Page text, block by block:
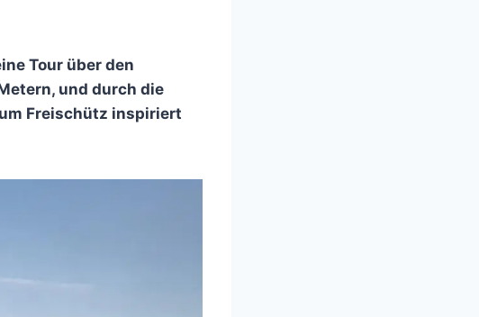
Tour über den
und durch die
Freischütz inspiriert